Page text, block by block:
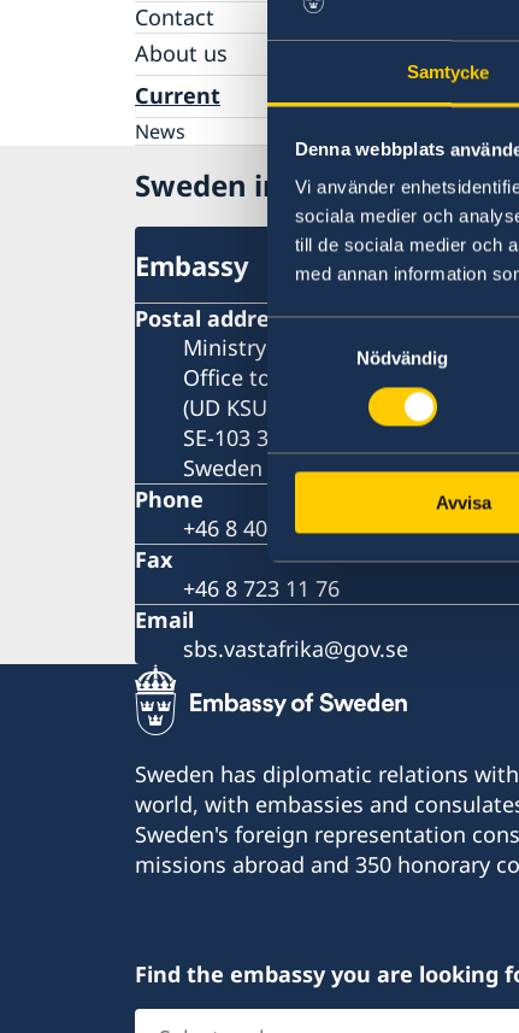
Samtycke
Denna webbplats
Vi använder
sociala medier och
till de sociala medier och
med annan information
Samtyckesval
Nödvändig
Avvisa
Contact
About us
Data Protection Policy
Current
News
Sweden in Guinea
Embassy
Postal address
Ministry for Foreign Affairs
Office to Support Small Missions
(UD KSU)
SE-103 39 Stockholm
Sweden
Phone
+46 8 405 10 00
Fax
+46 8 723 11 76
Email
sbs.vastafrika@gov.se
Sweden has diplomatic relations
world, with embassies and
Sweden's foreign representation
missions abroad and 350 honorary
Find the embassy you are looking
Select